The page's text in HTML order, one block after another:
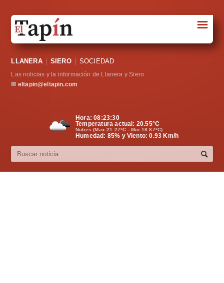
Sociedad
Política
Cultura
☰
LLANERA SIERO SOCIEDAD
Las noticias y la información de Llanera y Siero
✉ eltapin@eltapin.com
Hora:08:23:31
Temperatura actual: 20.55°C
Nubes (Max.21.27ºC - Min.18.87ºC)
Humedad: 85% y Viento: 0.93 Km/h